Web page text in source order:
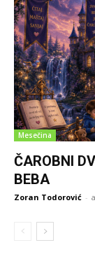
Mesečina
ČAROBNI
BEBA
Zoran Todorović -